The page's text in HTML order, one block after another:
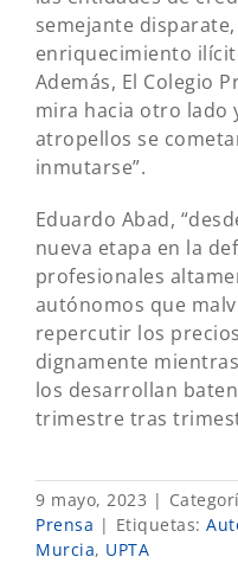
semejante
enriquecimiento
Además, El Colegio
mira hacia otro lado
atropellos se
inmutarse”.
Eduardo Abad,
nueva etapa en la
profesionales
autónomos que
repercutir los
dignamente
los desarrollan
trimestre tras
9 mayo, 2023 |
Prensa | Etiquetas:
Murcia, UPTA